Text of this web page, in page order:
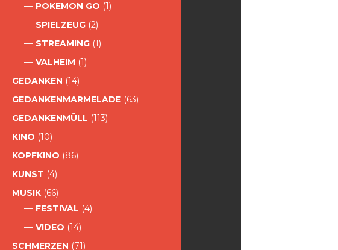
POKEMON GO (1)
SPIELZEUG (2)
STREAMING (1)
VALHEIM (1)
GEDANKEN (14)
GEDANKENMARMELADE (63)
GEDANKENMÜLL (113)
KINO (10)
KOPFKINO (86)
KUNST (4)
MUSIK (66)
FESTIVAL (4)
VIDEO (14)
SCHMERZEN (71)